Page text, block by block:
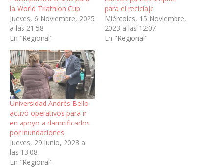
la World Triathlon Cup
Jueves, 6 Noviembre, 2025
a las 21:58
En "Regional"
para el reciclaje
Miércoles, 15 Noviembre,
2023 a las 12:07
En "Regional"
Universidad Andrés Bello
activó operativos para ir
en apoyo a damnificados
por inundaciones
Jueves, 29 Junio, 2023 a
las 13:08
En "Regional"